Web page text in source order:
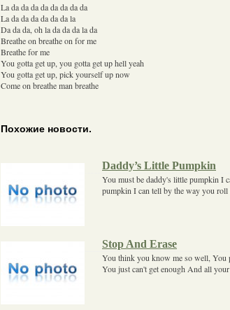
La da da da da da da da da
La da da da da da da la
Da da da, oh la da da da la da
Breathe on breathe on for me
Breathe for me
You gotta get up, you gotta get up hell yeah
You gotta get up, pick yourself up now
Come on breathe man breathe
Похожие новости.
Daddy’s Little Pumpkin
You must be daddy's little pumpkin I
pumpkin I can tell by the way you
Stop And Erase
You think you know me so well, You
You just can't get enough And all